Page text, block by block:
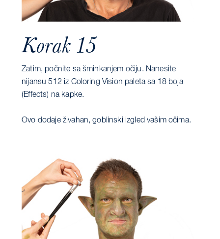
Korak 15
Zatim, počnite sa šminkanjem očiju. Nanesite
nijansu 512 iz Coloring Vision paleta sa 18 boja
(Effects) na kapke.
Ovo dodaje živahan, goblinski izgled vašim očima.